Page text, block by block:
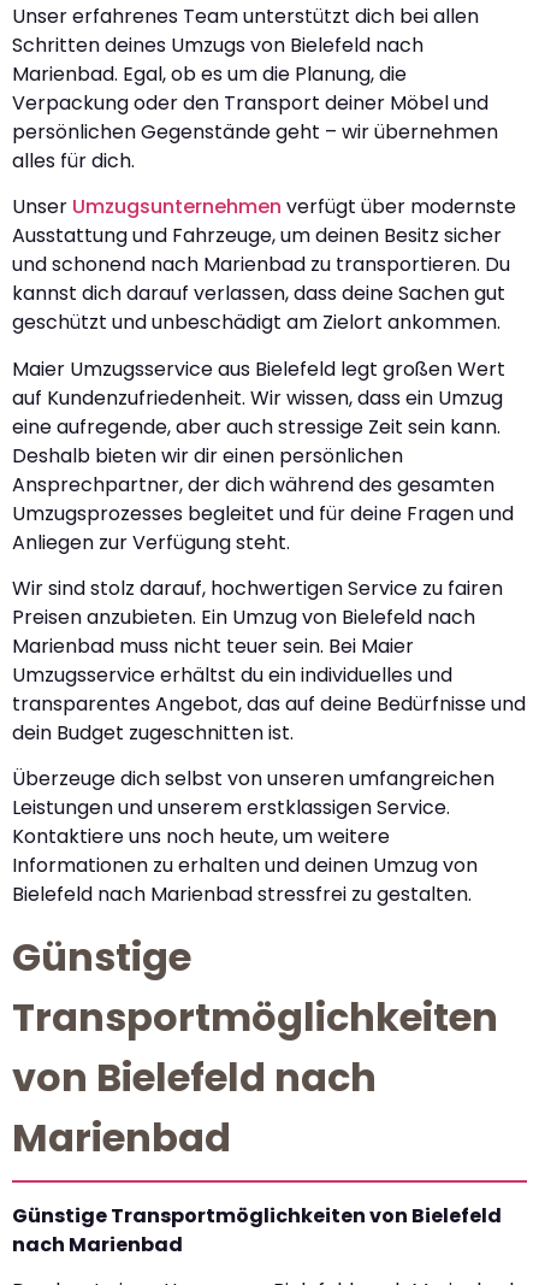
Unser erfahrenes Team unterstützt dich bei allen
Schritten deines Umzugs von Bielefeld nach
Marienbad. Egal, ob es um die Planung, die
Verpackung oder den Transport deiner Möbel und
persönlichen Gegenstände geht – wir übernehmen
alles für dich.
Unser Umzugsunternehmen verfügt über modernste
Ausstattung und Fahrzeuge, um deinen Besitz sicher
und schonend nach Marienbad zu transportieren. Du
kannst dich darauf verlassen, dass deine Sachen gut
geschützt und unbeschädigt am Zielort ankommen.
Maier Umzugsservice aus Bielefeld legt großen Wert
auf Kundenzufriedenheit. Wir wissen, dass ein Umzug
eine aufregende, aber auch stressige Zeit sein kann.
Deshalb bieten wir dir einen persönlichen
Ansprechpartner, der dich während des gesamten
Umzugsprozesses begleitet und für deine Fragen und
Anliegen zur Verfügung steht.
Wir sind stolz darauf, hochwertigen Service zu fairen
Preisen anzubieten. Ein Umzug von Bielefeld nach
Marienbad muss nicht teuer sein. Bei Maier
Umzugsservice erhältst du ein individuelles und
transparentes Angebot, das auf deine Bedürfnisse und
dein Budget zugeschnitten ist.
Überzeuge dich selbst von unseren umfangreichen
Leistungen und unserem erstklassigen Service.
Kontaktiere uns noch heute, um weitere
Informationen zu erhalten und deinen Umzug von
Bielefeld nach Marienbad stressfrei zu gestalten.
Günstige
Transportmöglichkeiten
von Bielefeld nach
Marienbad
Günstige Transportmöglichkeiten von Bielefeld
nach Marienbad